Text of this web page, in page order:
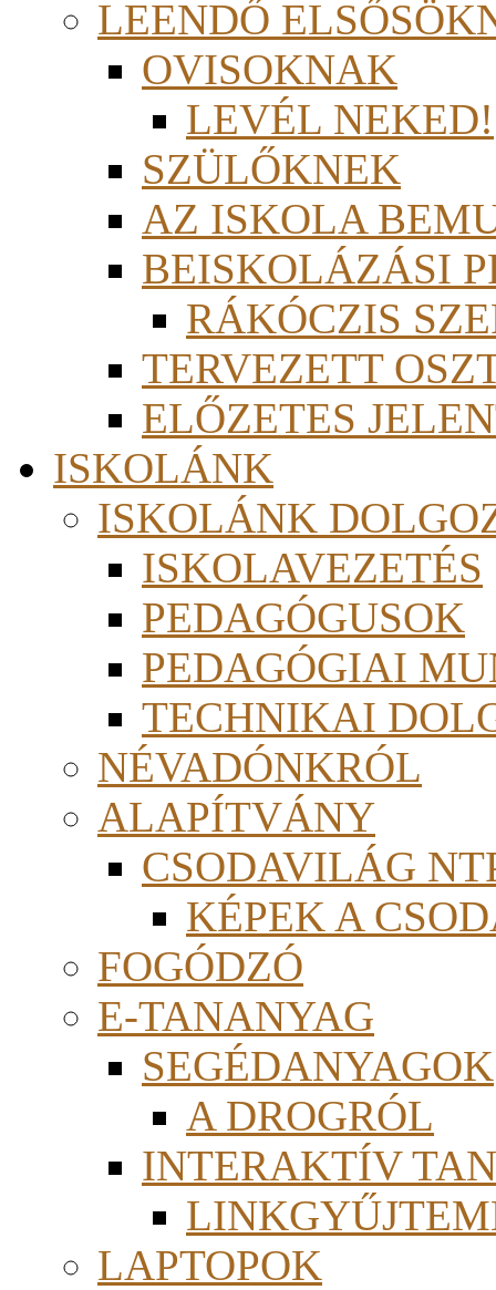
LEENDŐ
OVISOKNAK
LEVÉL NEKED!
SZÜLŐKNEK
AZ ISKOLA
BEISKOLÁZÁSI
RÁKÓCZIS
TERVEZETT
ELŐZETES
ISKOLÁNK
ISKOLÁNK
ISKOLAVEZETÉS
PEDAGÓGUSOK
PEDAGÓGIAI
TECHNIKAI
NÉVADÓNKRÓL
ALAPÍTVÁNY
CSODAVILÁG
KÉPEK A
FOGÓDZÓ
E-TANANYAG
SEGÉDANYAGOK
A DROGRÓL
INTERAKTÍV
LAPTOPOK